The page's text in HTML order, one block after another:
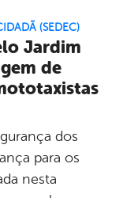
(SEDEC)
Jardim
de
dos
para os
nesta